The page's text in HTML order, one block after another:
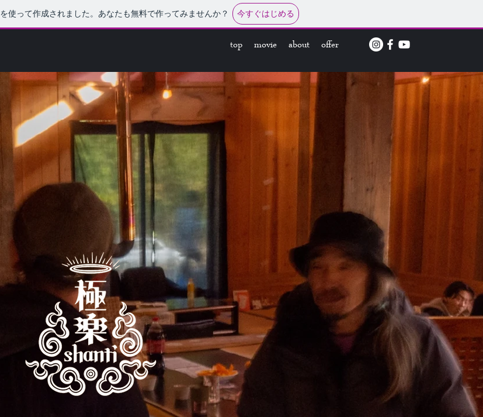
を使って作成されました。あなたも無料で作ってみませんか？ 今すぐはじめる
top movie about offer